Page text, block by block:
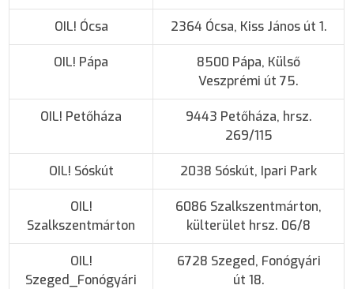
OIL! Ócsa 2364 Ócsa, Kiss János út 1.
OIL! Pápa
8500 Pápa, Külső
Veszprémi út 75.
OIL! Petőháza
9443 Petőháza, hrsz.
269/115
OIL! Sóskút 2038 Sóskút, Ipari Park
OIL!
Szalkszentmárton
6086 Szalkszentmárton,
külterület hrsz. 06/8
OIL!
Szeged_Fonógyári
6728 Szeged, Fonógyári
út 18.